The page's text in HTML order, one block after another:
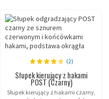
(2)
Słupek kierujący z hakami
POST (Czarny)
Słupek kierujący z hakami czarny,